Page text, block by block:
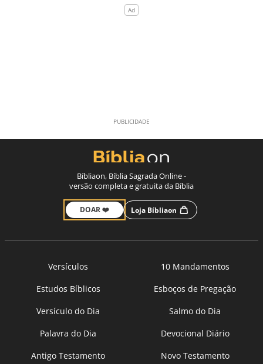
Bíbliaon, Bíblia Sagrada Online -
versão completa e gratuita da Bíblia
DOAR ❤️ Loja Bíbliaon
Versículos
10 Mandamentos
Estudos Bíblicos
Esboços de Pregação
Versículo do Dia
Salmo do Dia
Palavra do Dia
Devocional Diário
Antigo Testamento
Novo Testamento